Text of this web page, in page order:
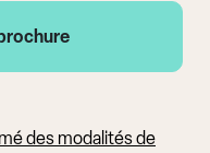
des modalités de